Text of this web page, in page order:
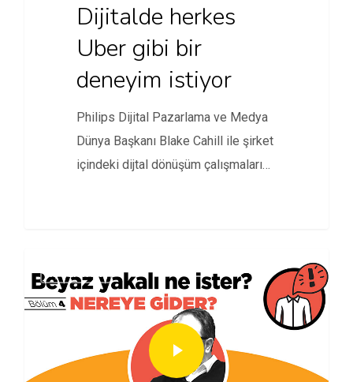
Dijitalde herkes
Uber gibi bir
deneyim istiyor
Philips Dijital Pazarlama ve Medya
Dünya Başkanı Blake Cahill ile şirket
içindeki dijtal dönüşüm çalışmaları…
İŞ DÜNYASI